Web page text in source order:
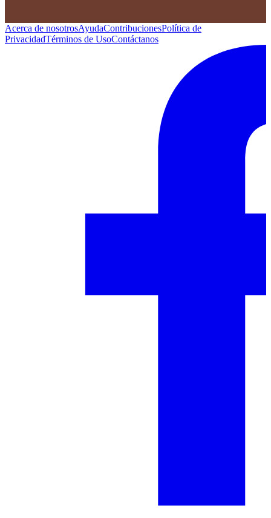
Acerca de nosotrosAyudaContribucionesPolítica de
PrivacidadTérminos de UsoContáctanos